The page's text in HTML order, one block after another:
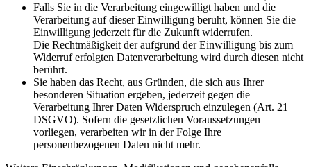
Falls Sie in die Verarbeitung eingewilligt haben und die
Verarbeitung auf dieser Einwilligung beruht, können Sie die
Einwilligung jederzeit für die Zukunft widerrufen.
Die Rechtmäßigkeit der aufgrund der Einwilligung bis zum
Widerruf erfolgten Datenverarbeitung wird durch diesen nicht
berührt.
Sie haben das Recht, aus Gründen, die sich aus Ihrer
besonderen Situation ergeben, jederzeit gegen die
Verarbeitung Ihrer Daten Widerspruch einzulegen (Art. 21
DSGVO). Sofern die gesetzlichen Voraussetzungen
vorliegen, verarbeiten wir in der Folge Ihre
personenbezogenen Daten nicht mehr.